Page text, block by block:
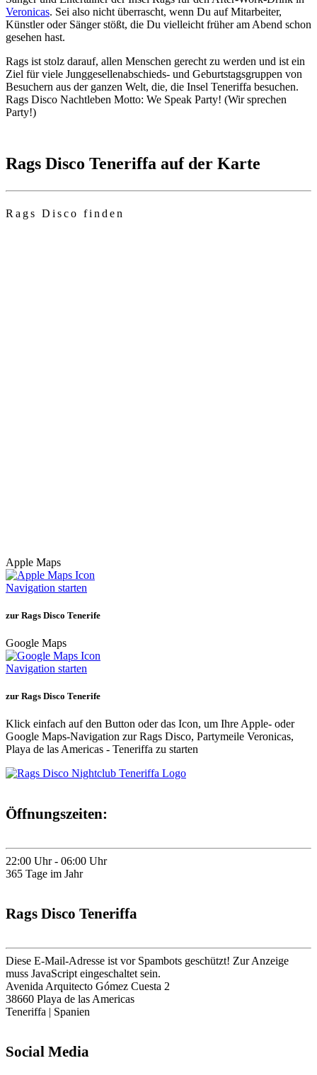
Veronicas. Sei also nicht überrascht, wenn Du auf Mitarbeiter,
Künstler oder Sänger stößt, die Du vielleicht früher am Abend schon
gesehen hast.
Rags ist stolz darauf, allen Menschen gerecht zu werden und ist ein
Ziel für viele Junggesellenabschieds- und Geburtstagsgruppen von
Besuchern aus der ganzen Welt, die, die Insel Teneriffa besuchen.
Rags Disco Nachtleben Motto: We Speak Party! (Wir sprechen
Party!)
Rags Disco Teneriffa auf der Karte
Rags Disco finden
Apple Maps
Navigation starten
zur Rags Disco Tenerife
Google Maps
Navigation starten
zur Rags Disco Tenerife
Klick einfach auf den Button oder das Icon, um Ihre Apple- oder
Google Maps-Navigation zur Rags Disco, Partymeile Veronicas,
Playa de las Americas - Teneriffa zu starten
Öffnungszeiten:
22:00 Uhr - 06:00 Uhr
365 Tage im Jahr
Rags Disco Teneriffa
Diese E-Mail-Adresse ist vor Spambots geschützt! Zur Anzeige
muss JavaScript eingeschaltet sein.
Avenida Arquitecto Gómez Cuesta 2
38660 Playa de las Americas
Teneriffa | Spanien
Social Media